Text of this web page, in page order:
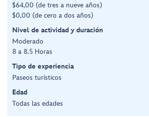
$64,00 (de tres a nueve años)
$0,00 (de cero a dos años)
Nivel de actividad y duración
Moderado
8 a 8.5 Horas
Tipo de experiencia
Paseos turísticos
Edad
Todas las edades